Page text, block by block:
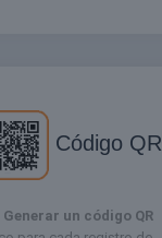
Código QR
Generar un código QR